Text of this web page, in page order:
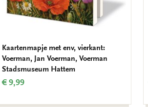
Kaartenmapje met env, vierkant:
Voerman, Jan Voerman, Voerman
Stadsmuseum Hattem
€ 9,99